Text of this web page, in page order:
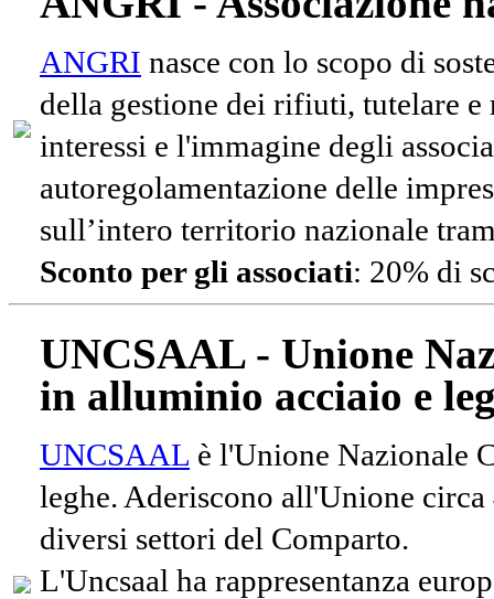
ANGRI nasce con lo scopo di
della gestione dei rifiuti, tutelare e
interessi e l'immagine degli
autoregolamentazione delle
sull’intero territorio nazionale
Sconto per gli associati: 20% di
UNCSAAL - Unione
in alluminio acciaio e
UNCSAAL è l'Unione Nazionale
leghe. Aderiscono all'Unione
diversi settori del Comparto.
L'Uncsaal ha rappresentanza